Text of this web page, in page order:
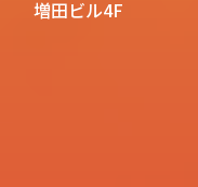
増田ビル4F